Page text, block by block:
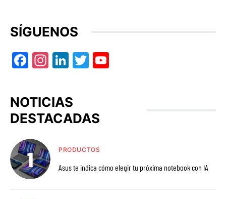
SÍGUENOS
Facebook
Instagram
LinkedIn
Twitter
NOTICIAS
DESTACADAS
PRODUCTOS
Asus te indica cómo elegir tu próxima notebook con IA